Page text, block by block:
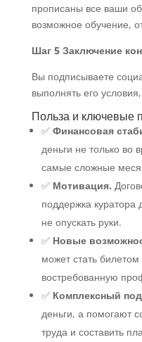
прописаны все ваши
возможное обучение,
Шаг 5 Заключение
Вы подписываете
выполнять его
Польза и ключевые
✅ Финансовая
деньги не только во
самые сложные
✅ Мотивация.
поддержка
не опускать руки.
✅ Новые
может стать
востребованную
✅ Комплексный
деньги, а помогают
труда и составить